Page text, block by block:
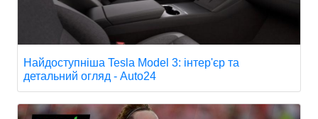
Найдоступніша Tesla Model 3: інтер'єр та
детальний огляд - Auto24